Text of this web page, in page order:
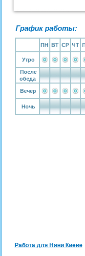
График работы:
ПН ВТ СР ЧТ
Утро
После
обеда
Вечер
Ночь
Работа для Няни Киеве